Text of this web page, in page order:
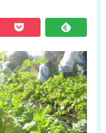
体験
寺社・歴史
レット